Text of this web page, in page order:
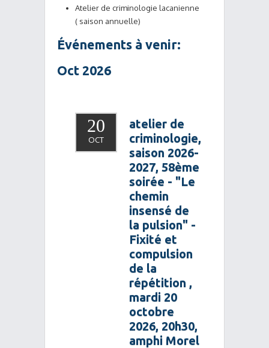
Atelier de criminologie lacanienne
( saison annuelle)
Événements à venir:
Oct 2026
20
OCT
atelier de
criminologie,
saison 2026-
2027, 58ème
soirée - "Le
chemin
insensé de
la pulsion" -
Fixité et
compulsion
de la
répétition ,
mardi 20
octobre
2026, 20h30,
amphi Morel